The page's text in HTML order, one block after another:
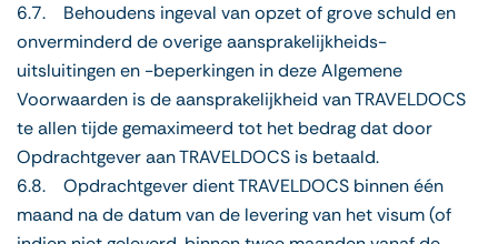
6.7. Behoudens ingeval van opzet of grove schuld en
onverminderd de overige aansprakelijkheids-
uitsluitingen en -beperkingen in deze Algemene
Voorwaarden is de aansprakelijkheid van TRAVELDOCS
te allen tijde gemaximeerd tot het bedrag dat door
Opdrachtgever aan TRAVELDOCS is betaald.
6.8. Opdrachtgever dient TRAVELDOCS binnen één
maand na de datum van de levering van het visum (of